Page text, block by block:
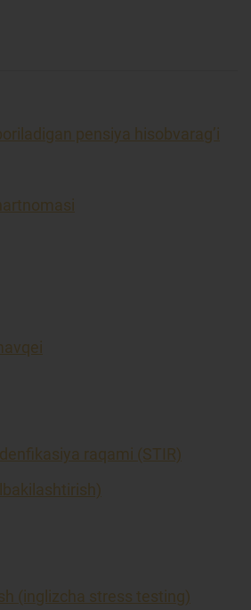
pensiya hisobvarag’i
raqami (STIR)
(inglizcha stress testing)